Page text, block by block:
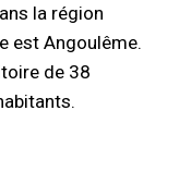
la région
est Angoulême.
de 38